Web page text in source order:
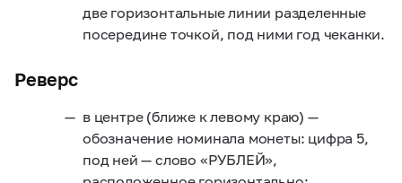
две горизонтальные линии разделенные
посередине точкой, под ними год чеканки.
Реверс
в центре (ближе к левому краю) —
обозначение номинала монеты: цифра 5,
под ней — слово «РУБЛЕЙ»,